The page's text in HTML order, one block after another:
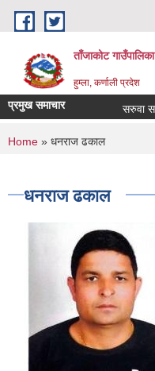
Skip to main content
ताँजाकोट गाउँपालिका
हुम्ला, कर्णाली प्रदेश
प्रमुख समाचार
You are here
Home » धनराज ढकाल
धनराज ढकाल